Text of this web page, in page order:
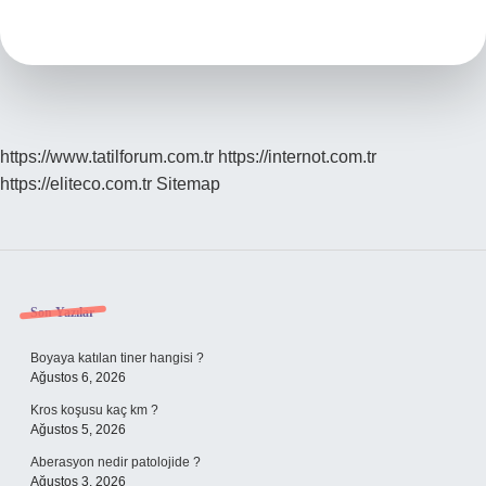
https://www.tatilforum.com.tr https://internot.com.tr
https://eliteco.com.tr Sitemap
Sidebar
Son Yazılar
Boyaya katılan tiner hangisi ?
Ağustos 6, 2026
Kros koşusu kaç km ?
Ağustos 5, 2026
Aberasyon nedir patolojide ?
Ağustos 3, 2026